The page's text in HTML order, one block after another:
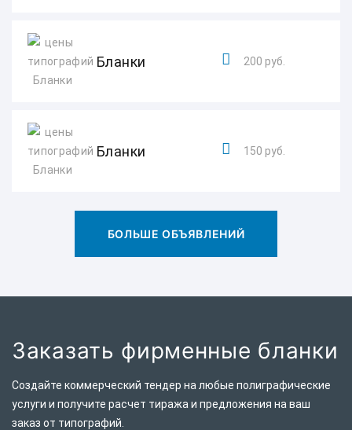
Бланки 200 руб.
Бланки 150 руб.
БОЛЬШЕ ОБЪЯВЛЕНИЙ
Заказать фирменные бланки
Создайте коммерческий тендер на любые полиграфические
услуги и получите расчет тиража и предложения на ваш
заказ от типографий.